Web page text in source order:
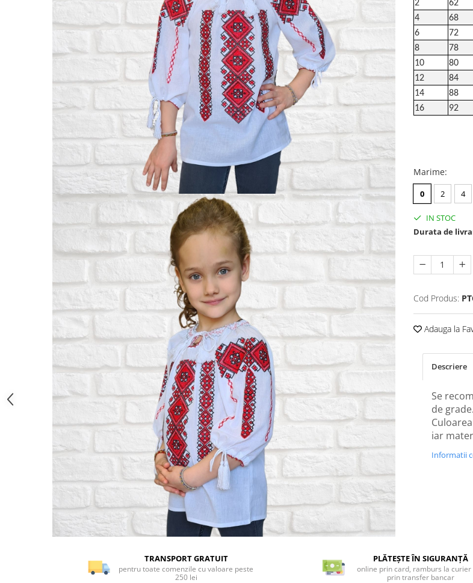
2
62
4
68
6
72
8
78
10
80
12
84
14
88
16
92
Marime:
0 2 4
IN STOC
Durata de
Cod Produs:
Adauga la
Descriere
Se
de grade.
iar
Informatii
TRANSPORT GRATUIT
pentru toate comenzile cu valoare peste
250 lei
PLĂTEȘTE ÎN SIGURANȚĂ
online prin card, ramburs la curier
prin transfer bancar